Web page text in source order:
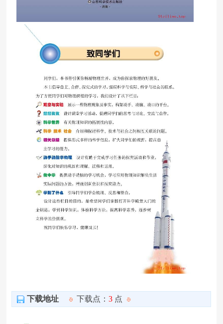
下载地址 下载点：3 点